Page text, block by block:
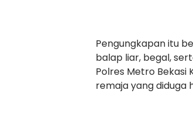
Pengungkapan itu
balap liar, begal,
Polres Metro Bekasi
remaja yang diduga